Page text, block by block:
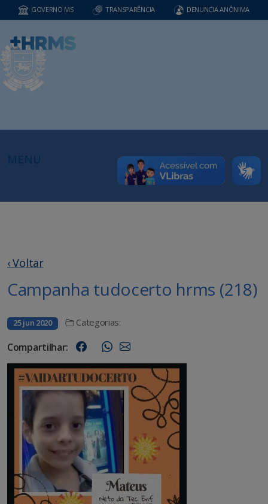
GOVERNO MS TRANSPARÊNCIA DENUNCIA ANÔNIMA
‹ Voltar
Campanha tudocerto hrms (218)
25 jun 2020 Categorias:
Compartilhar: